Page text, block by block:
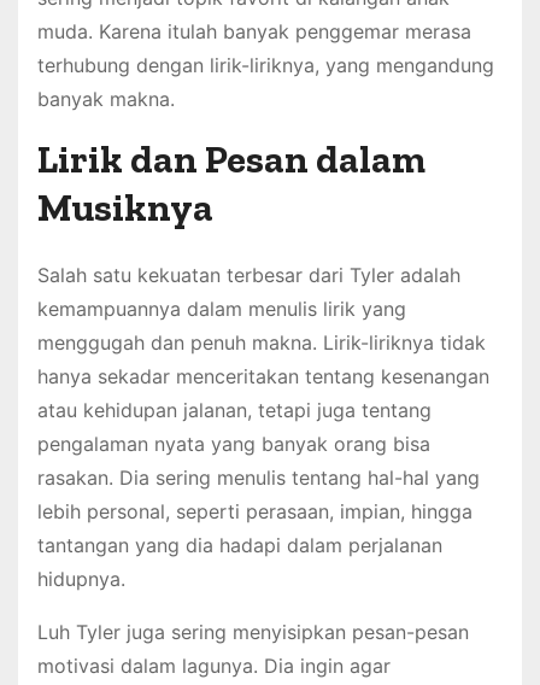
muda. Karena itulah banyak penggemar merasa
terhubung dengan lirik-liriknya, yang mengandung
banyak makna.
Lirik dan Pesan dalam
Musiknya
Salah satu kekuatan terbesar dari Tyler adalah
kemampuannya dalam menulis lirik yang
menggugah dan penuh makna. Lirik-liriknya tidak
hanya sekadar menceritakan tentang kesenangan
atau kehidupan jalanan, tetapi juga tentang
pengalaman nyata yang banyak orang bisa
rasakan. Dia sering menulis tentang hal-hal yang
lebih personal, seperti perasaan, impian, hingga
tantangan yang dia hadapi dalam perjalanan
hidupnya.
Luh Tyler juga sering menyisipkan pesan-pesan
motivasi dalam lagunya. Dia ingin agar